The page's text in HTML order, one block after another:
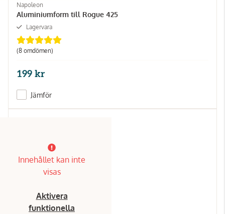
Napoleon
Aluminiumform till Rogue 425
Lagervara
(8 omdömen)
199 kr
Jämför
Innehållet kan inte
visas
Aktivera
funktionella